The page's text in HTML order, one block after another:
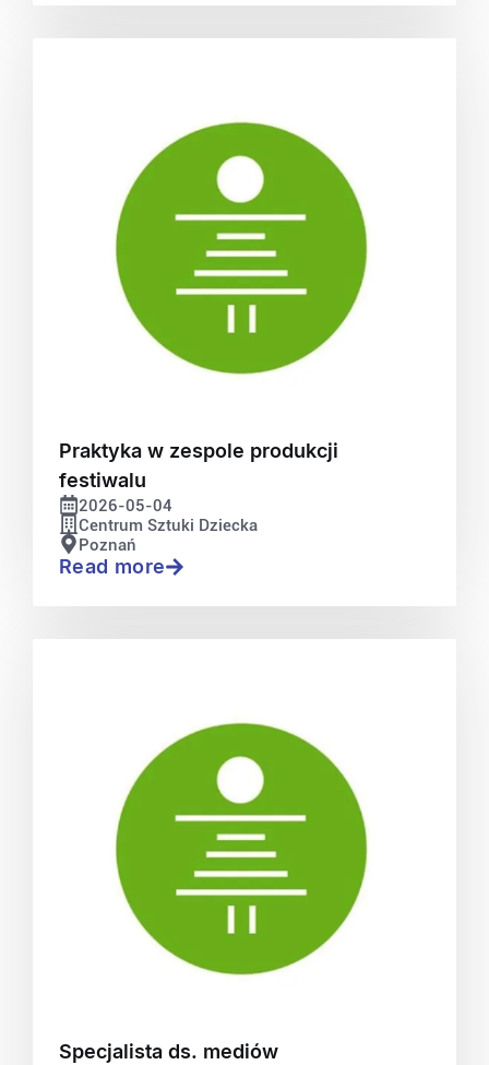
Praktyka w zespole produkcji
festiwalu
2026-05-04
Centrum Sztuki Dziecka
Poznań
Read more
Specjalista ds. mediów